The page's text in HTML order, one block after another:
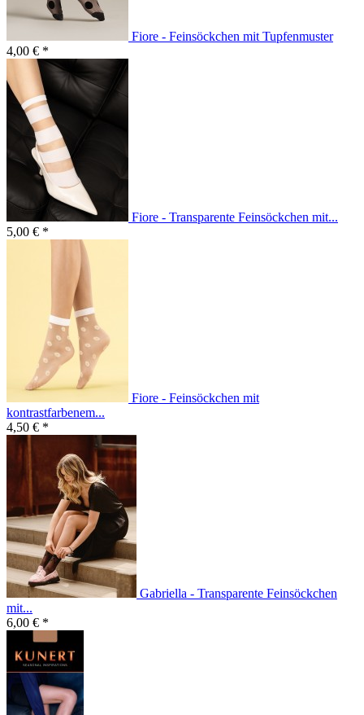
Fiore - Feinsöckchen mit Tupfenmuster
4,00 € *
Fiore - Transparente Feinsöckchen mit...
5,00 € *
Fiore - Feinsöckchen mit
kontrastfarbenem...
4,50 € *
Gabriella - Transparente Feinsöckchen
mit...
6,00 € *